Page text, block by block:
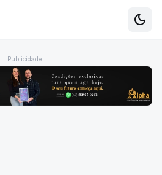
dark_mode
Publicidade